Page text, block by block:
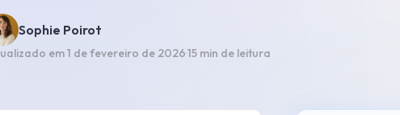
Sophie Poirot
em1 de fevereiro de 2026·15 min de leitura